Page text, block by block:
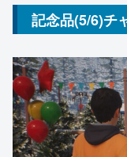
記念品(5/6)チ